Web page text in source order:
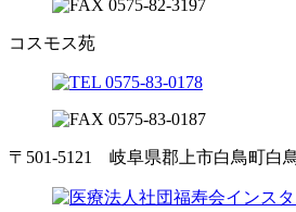
コスモス苑
〒501-5121 岐阜県郡上市白鳥町白